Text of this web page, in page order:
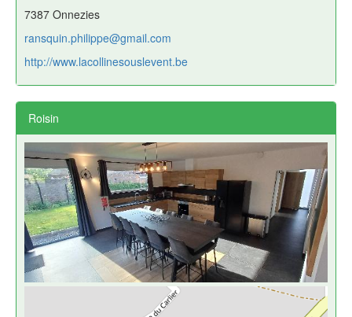
7387 Onnezies
ransquin.philippe@gmail.com
http://www.lacollinesouslevent.be
Roisin